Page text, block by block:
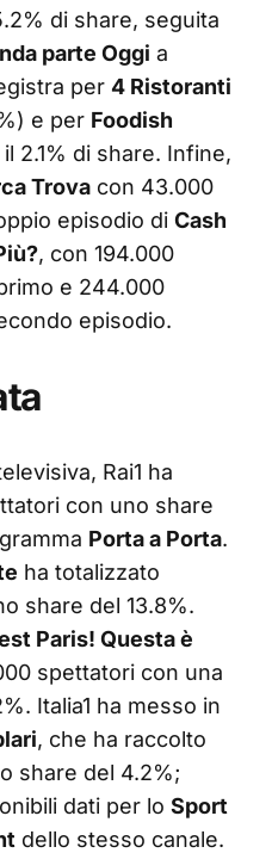
di share, seguita
parte Oggi a
per 4 Ristoranti
e per Foodish
2.1% di share. Infine,
Trova con 43.000
episodio di Cash
, con 194.000
e 244.000
episodio.
Rai1 ha
con uno share
Porta a Porta.
ha totalizzato
share del 13.8%.
Paris! Questa è
spettatori con una
Italia1 ha messo in
, che ha raccolto
share del 4.2%;
dati per lo Sport
dello stesso canale.